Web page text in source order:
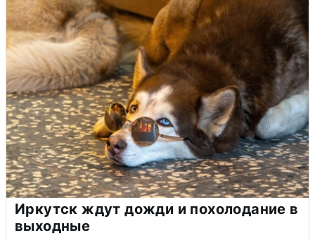
Иркутск ждут дожди и похолодание в
выходные